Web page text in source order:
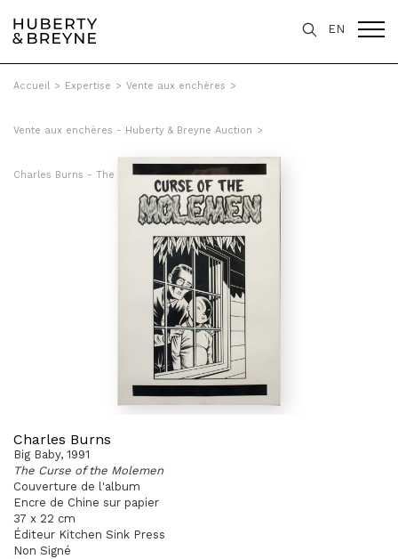
EN
Accueil > Expertise > Vente aux enchères >
Vente aux enchères - Huberty & Breyne Auction >
Charles Burns - The Curse of the Molemen
Charles Burns
Big Baby, 1991
The Curse of the Molemen
Couverture de l'album
Encre de Chine sur papier
37 x 22 cm
Éditeur Kitchen Sink Press
Non Signé